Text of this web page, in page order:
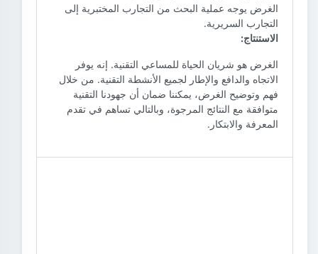
الغرض يوجه عملية البحث من التجارب المختبرية إلى
التجارب السريرية.
الاستنتاج:
الغرض هو شريان الحياة للمساعي التقنية. إنه يوفر
الاتجاه والدافع والإطار لجميع الأنشطة التقنية. من خلال
فهم وتوضيح الغرض، يمكننا ضمان أن جهودنا التقنية
متوافقة مع النتائج المرجوة، وبالتالي تساهم في تقدم
المعرفة والابتكار.